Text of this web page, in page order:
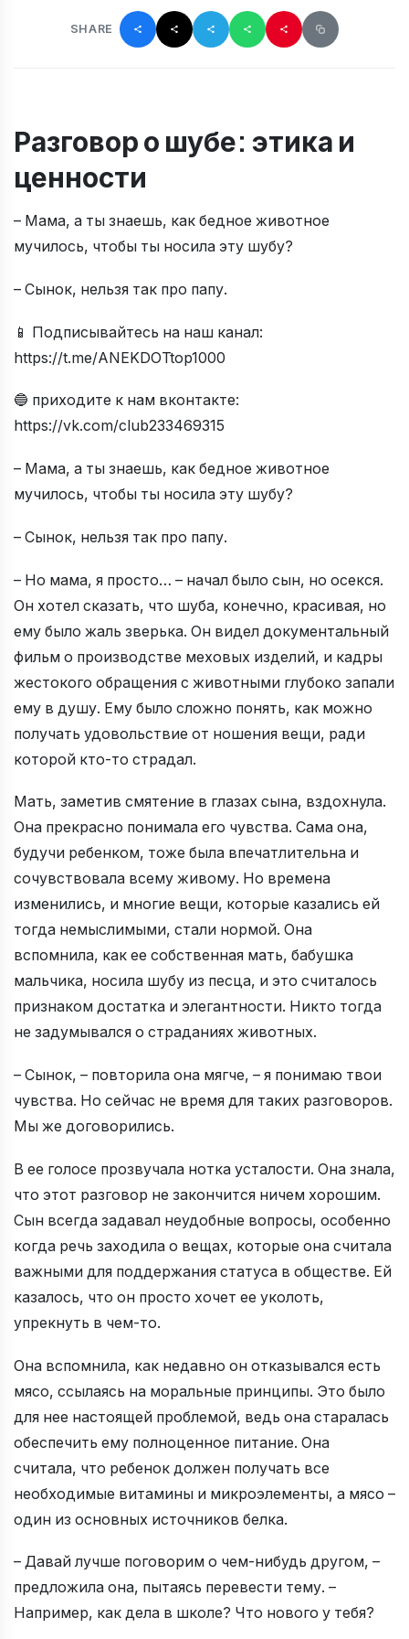
SHARE
Разговор о шубе: этика и
ценности
– Мама, а ты знаешь, как бедное животное
мучилось, чтобы ты носила эту шубу?
– Сынок, нельзя так про папу.
📱 Подписывайтесь на наш канал:
https://t.me/ANEKDOTtop1000
🔵 приходите к нам вконтакте:
https://vk.com/club233469315
– Мама, а ты знаешь, как бедное животное
мучилось, чтобы ты носила эту шубу?
– Сынок, нельзя так про папу.
– Но мама, я просто… – начал было сын, но осекся.
Он хотел сказать, что шуба, конечно, красивая, но
ему было жаль зверька. Он видел документальный
фильм о производстве меховых изделий, и кадры
жестокого обращения с животными глубоко запали
ему в душу. Ему было сложно понять, как можно
получать удовольствие от ношения вещи, ради
которой кто-то страдал.
Мать, заметив смятение в глазах сына, вздохнула.
Она прекрасно понимала его чувства. Сама она,
будучи ребенком, тоже была впечатлительна и
сочувствовала всему живому. Но времена
изменились, и многие вещи, которые казались ей
тогда немыслимыми, стали нормой. Она
вспомнила, как ее собственная мать, бабушка
мальчика, носила шубу из песца, и это считалось
признаком достатка и элегантности. Никто тогда
не задумывался о страданиях животных.
– Сынок, – повторила она мягче, – я понимаю твои
чувства. Но сейчас не время для таких разговоров.
Мы же договорились.
В ее голосе прозвучала нотка усталости. Она знала,
что этот разговор не закончится ничем хорошим.
Сын всегда задавал неудобные вопросы, особенно
когда речь заходила о вещах, которые она считала
важными для поддержания статуса в обществе. Ей
казалось, что он просто хочет ее уколоть,
упрекнуть в чем-то.
Она вспомнила, как недавно он отказывался есть
мясо, ссылаясь на моральные принципы. Это было
для нее настоящей проблемой, ведь она старалась
обеспечить ему полноценное питание. Она
считала, что ребенок должен получать все
необходимые витамины и микроэлементы, а мясо –
один из основных источников белка.
– Давай лучше поговорим о чем-нибудь другом, –
предложила она, пытаясь перевести тему. –
Например, как дела в школе? Что нового у тебя?